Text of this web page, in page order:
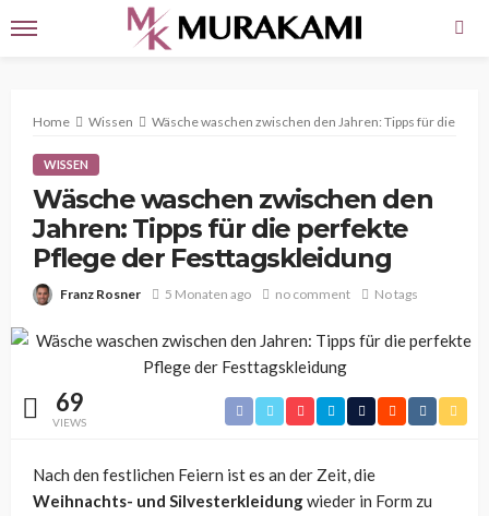
Home Wissen Wäsche waschen zwischen den Jahren: Tipps für die
WISSEN
Wäsche waschen zwischen den
Jahren: Tipps für die perfekte
Pflege der Festtagskleidung
Franz Rosner 5 Monaten ago no comment No tags
69
VIEWS
Nach den festlichen Feiern ist es an der Zeit, die
Weihnachts- und Silvesterkleidungwieder in Form zu